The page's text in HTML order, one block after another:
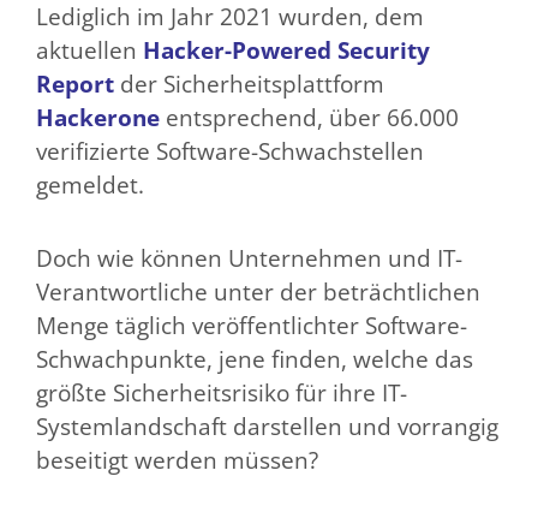
Lediglich im Jahr 2021 wurden, dem
aktuellen Hacker-Powered Security
Report der Sicherheitsplattform
Hackerone entsprechend, über 66.000
verifizierte Software-Schwachstellen
gemeldet.
Doch wie können Unternehmen und IT-
Verantwortliche unter der beträchtlichen
Menge täglich veröffentlichter Software-
Schwachpunkte, jene finden, welche das
größte Sicherheitsrisiko für ihre IT-
Systemlandschaft darstellen und vorrangig
beseitigt werden müssen?